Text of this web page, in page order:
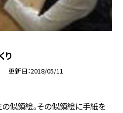
り
更新日 2018/05/11
似顔絵。その似顔絵に手紙を